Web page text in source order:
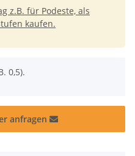
z.B. für Podeste, als
kaufen.
0,5).
anfragen